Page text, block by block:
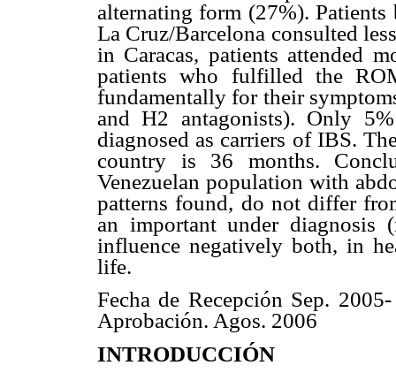
alternating form (27%).
La Cruz/Barcelona consulted
in Caracas, patients attended
patients who fulfilled the
fundamentally for their
and H2 antagonists). Only
diagnosed as carriers of IBS.
country is 36 months.
Venezuelan population with
patterns found, do not differ
an important under diagnosis
influence negatively both, in
life.
Fecha de Recepción Sep.
Aprobación. Agos. 2006
INTRODUCCIÓN